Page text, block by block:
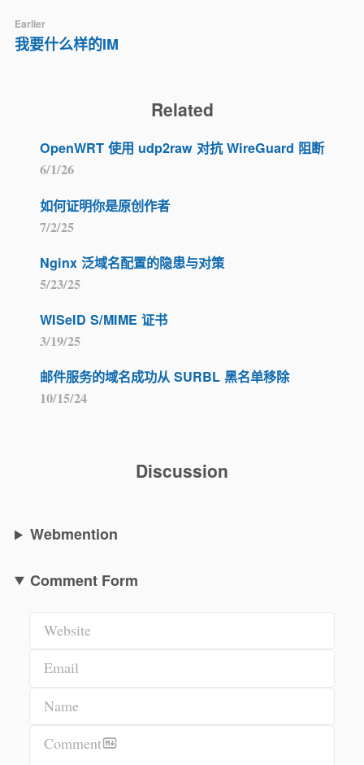
Earlier
我要什么样的IM
Related
6/1/26
OpenWRT 使用 udp2raw 对抗 WireGuard 阻断
7/2/25
如何证明你是原创作者
5/23/25
Nginx 泛域名配置的隐患与对策
3/19/25
WISeID S/MIME 证书
10/15/24
邮件服务的域名成功从 SURBL 黑名单移除
Discussion
Webmention
Comment Form
Name
Email
Website
Comment